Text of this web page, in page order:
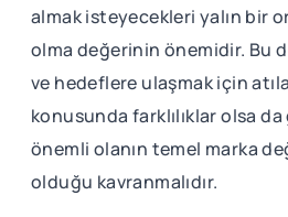
almak isteyecekleri yalın bir
olma değerinin önemidir. Bu
ve hedeflere ulaşmak için
konusunda farklılıklar olsa
önemli olanın temel marka
olduğu kavranmalıdır.